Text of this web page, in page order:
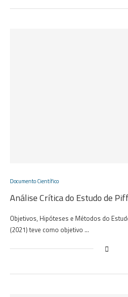
Documento Científico
Análise Crítica do Estudo de
Objetivos, Hipóteses e Métodos do
(2021) teve como objetivo …